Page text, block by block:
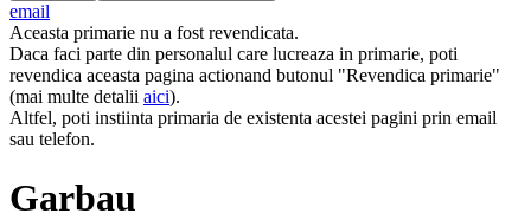
email
Aceasta primarie nu a fost revendicata.
Daca faci parte din personalul care lucreaza in primarie, poti
revendica aceasta pagina actionand butonul "Revendica primarie"
(mai multe detalii aici).
Altfel, poti instiinta primaria de existenta acestei pagini prin email
sau telefon.
Garbau